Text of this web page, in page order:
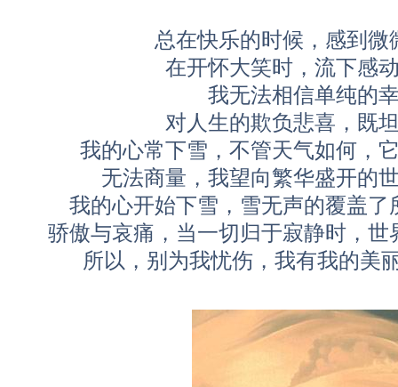
总在快乐的时候，感到微
在开怀大笑时，流下感
我无法相信单纯的
对人生的欺负悲喜，既
我的心常下雪，不管天气如何，
无法商量，我望向繁华盛开的
我的心开始下雪，雪无声的覆盖了
骄傲与哀痛，当一切归于寂静时，
所以，别为我忧伤，我有我的美